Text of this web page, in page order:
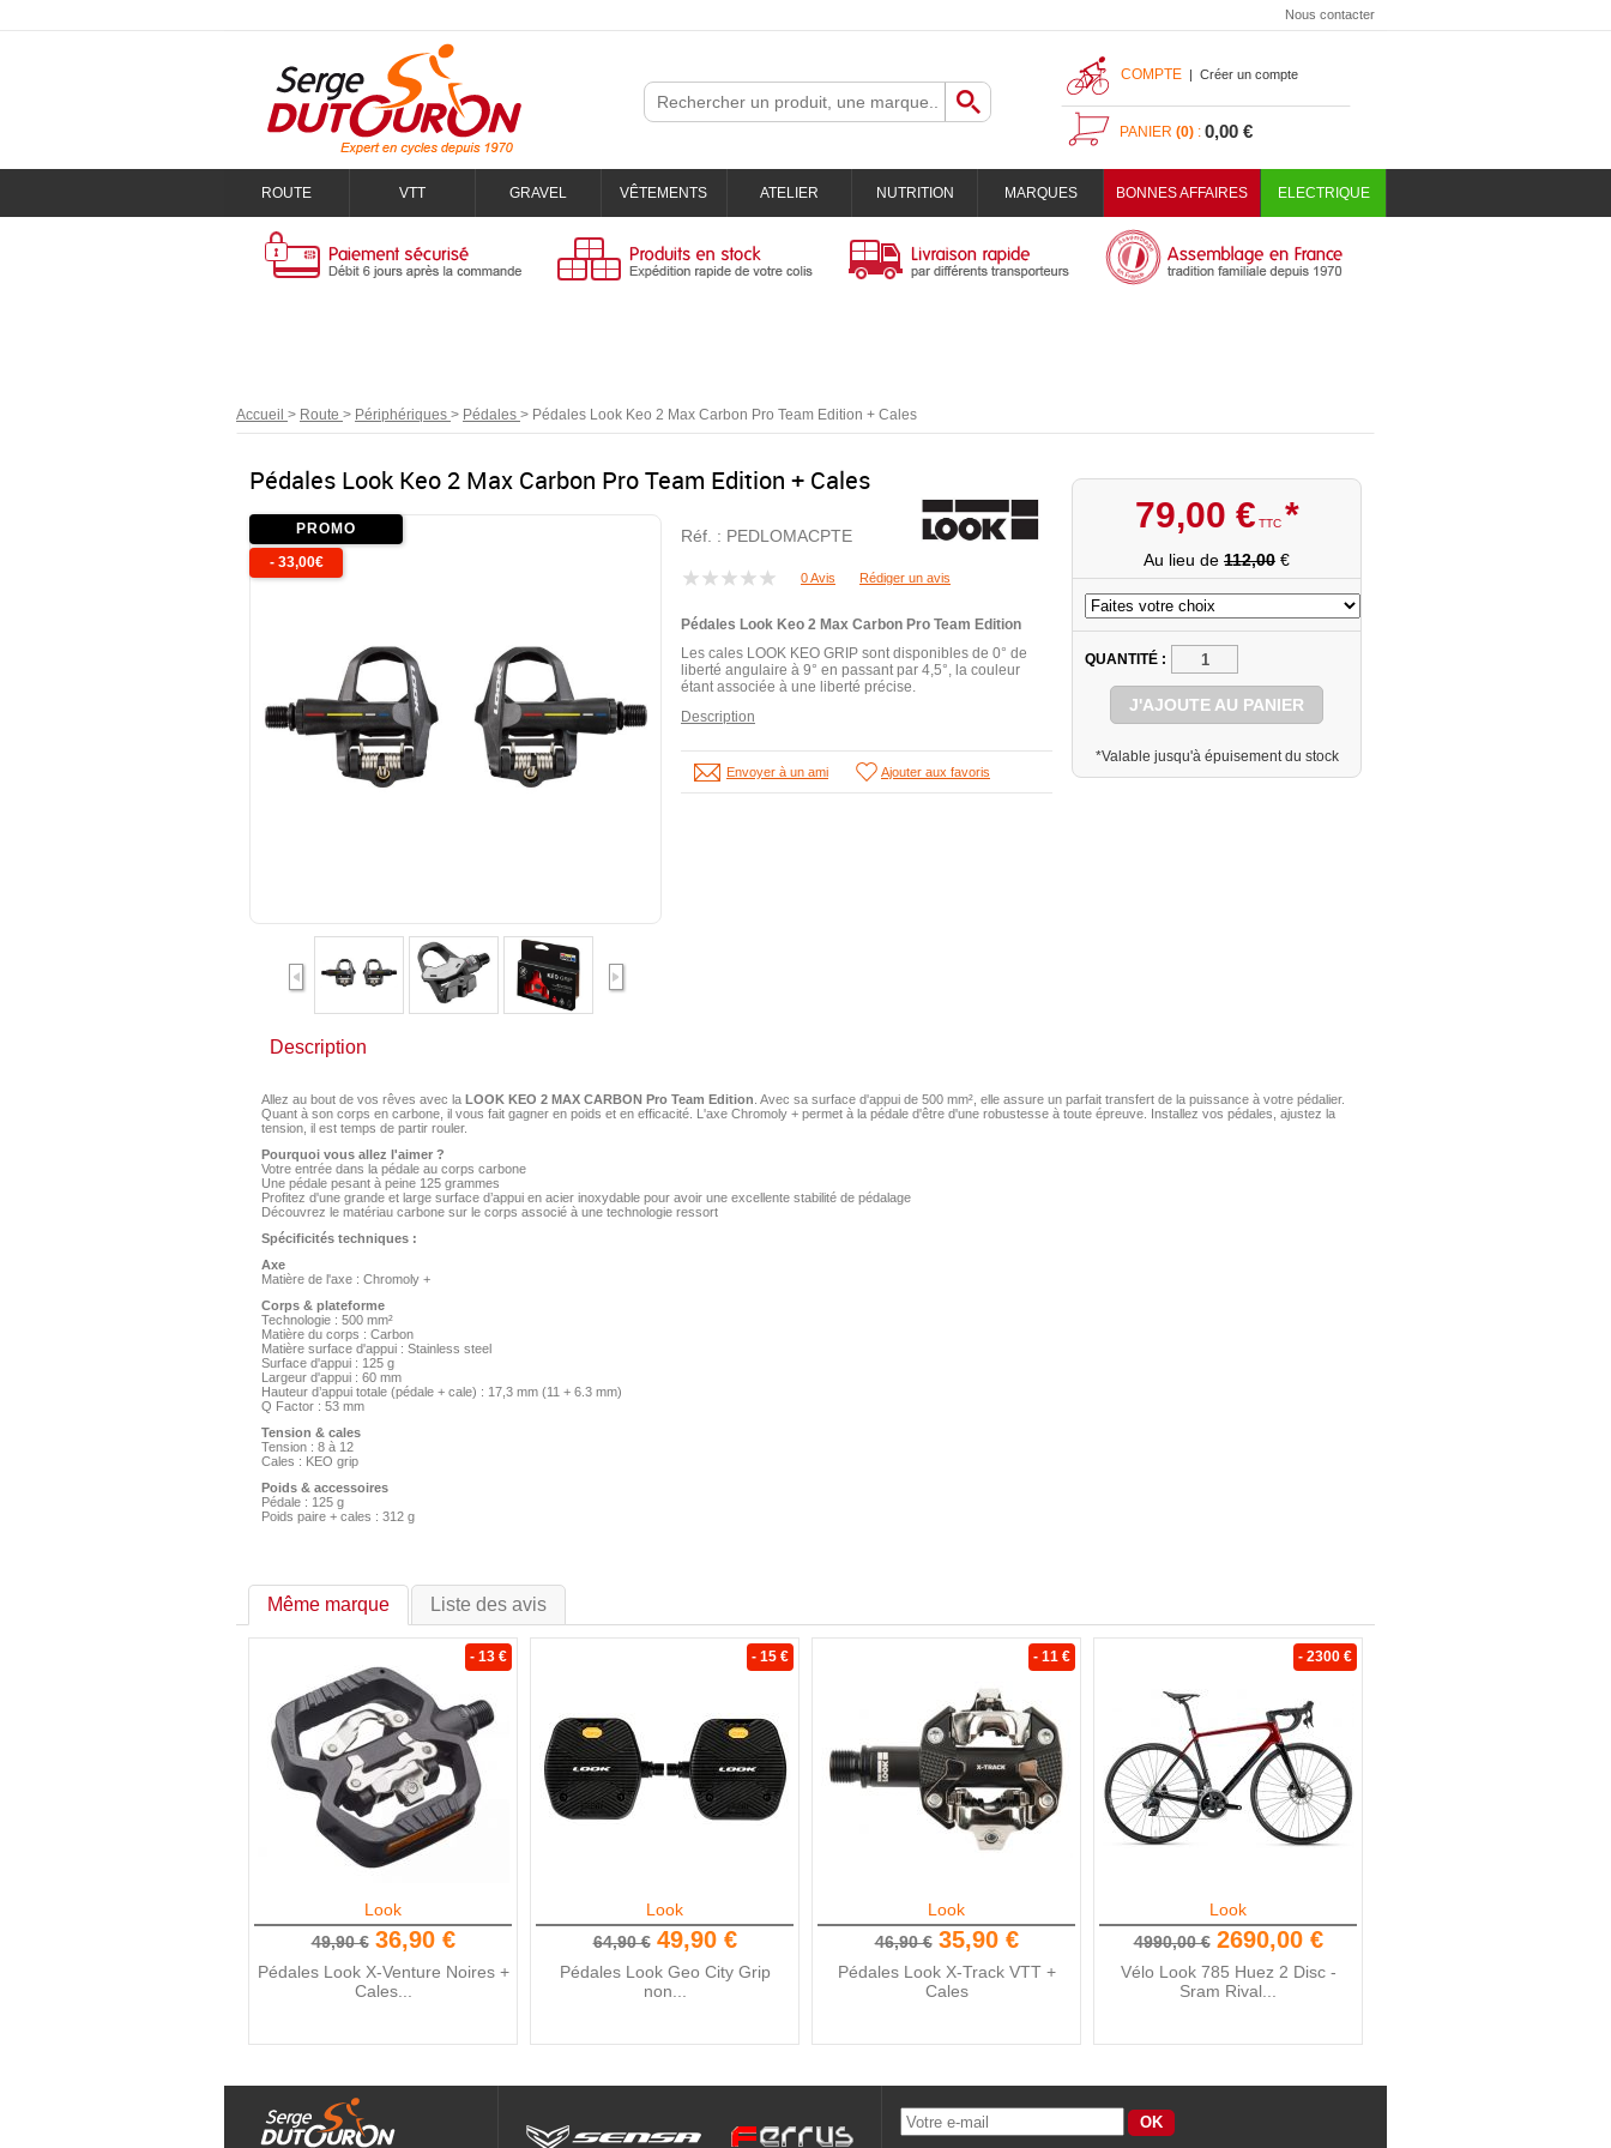
Nous contacter
COMPTE | Créer un compte
PANIER (0) : 0,00 €
ROUTE VTT GRAVEL VÊTEMENTS ATELIER NUTRITION MARQUES BONNES AFFAIRES ELECTRIQUE
Accueil > Route > Périphériques > Pédales > Pédales Look Keo 2 Max Carbon Pro Team Edition + Cales
Pédales Look Keo 2 Max Carbon Pro Team Edition + Cales
PROMO
- 33,00€
Réf. : PEDLOMACPTE
0 Avis Rédiger un avis
Pédales Look Keo 2 Max Carbon Pro Team Edition
Les cales LOOK KEO GRIP sont disponibles de 0° de
liberté angulaire à 9° en passant par 4,5°, la couleur
étant associée à une liberté précise.
Description
Envoyer à un ami Ajouter aux favoris
79,00 € TTC *
Au lieu de 112,00 €
QUANTITÉ
J'AJOUTE AU PANIER
*Valable jusqu'à épuisement du stock
Description
Allez au bout de vos rêves avec la LOOK KEO 2 MAX CARBON Pro Team Edition . Avec sa surface d'appui de 500 mm², elle assure un parfait transfert de la puissance à votre pédalier.
Quant à son corps en carbone, il vous fait gagner en poids et en efficacité. L'axe Chromoly + permet à la pédale d'être d'une robustesse à toute épreuve. Installez vos pédales, ajustez la
tension, il est temps de partir rouler.
Pourquoi vous allez l'aimer ?
Votre entrée dans la pédale au corps carbone
Une pédale pesant à peine 125 grammes
Profitez d'une grande et large surface d’appui en acier inoxydable pour avoir une excellente stabilité de pédalage
Découvrez le matériau carbone sur le corps associé à une technologie ressort
Spécificités techniques :
Axe
Matière de l'axe : Chromoly +
Corps & plateforme
Technologie : 500 mm²
Matière du corps : Carbon
Matière surface d'appui : Stainless steel
Surface d'appui : 125 g
Largeur d'appui : 60 mm
Hauteur d’appui totale (pédale + cale) : 17,3 mm (11 + 6.3 mm)
Q Factor : 53 mm
Tension & cales
Tension : 8 à 12
Cales : KEO grip
Poids & accessoires
Pédale : 125 g
Poids paire + cales : 312 g
Même marque Liste des avis
- 13 €
Look
49,90 € 36,90 €
Pédales Look X-Venture Noires +
Cales...
- 15 €
Look
64,90 € 49,90 €
Pédales Look Geo City Grip
non...
- 11 €
Look
46,90 € 35,90 €
Pédales Look X-Track VTT +
Cales
- 2300 €
Look
4990,00 € 2690,00 €
Vélo Look 785 Huez 2 Disc -
Sram Rival...